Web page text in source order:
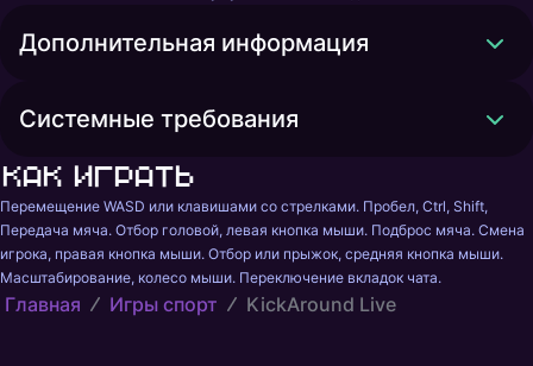
Дополнительная информация
Системные требования
Как играть
Перемещение WASD или клавишами со стрелками. Пробел, Ctrl, Shift,
Передача мяча. Отбор головой, левая кнопка мыши. Подброс мяча. Смена
игрока, правая кнопка мыши. Отбор или прыжок, средняя кнопка мыши.
Масштабирование, колесо мыши. Переключение вкладок чата.
Главная Игры спорт KickAround Live